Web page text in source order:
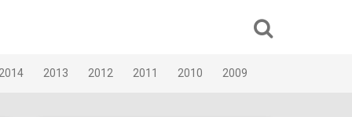
2013 2012 2011 2010 2009